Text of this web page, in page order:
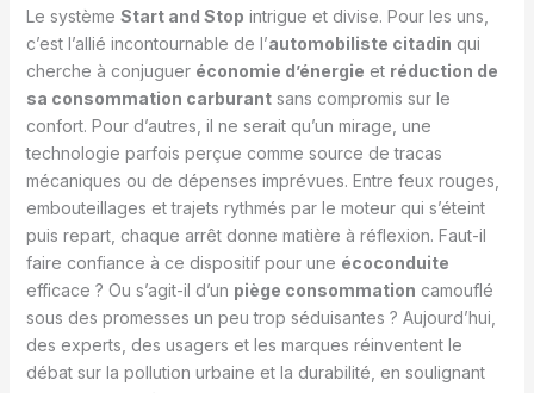
Le système Start and Stop intrigue et divise. Pour les uns,
c’est l’allié incontournable de l’automobiliste citadin qui
cherche à conjuguer économie d’énergie et réduction de
sa consommation carburantsans compromis sur le
confort. Pour d’autres, il ne serait qu’un mirage, une
technologie parfois perçue comme source de tracas
mécaniques ou de dépenses imprévues. Entre feux rouges,
embouteillages et trajets rythmés par le moteur qui s’éteint
puis repart, chaque arrêt donne matière à réflexion. Faut-il
faire confiance à ce dispositif pour une écoconduite
efficace ? Ou s’agit-il d’un piège consommation camouflé
sous des promesses un peu trop séduisantes ? Aujourd’hui,
des experts, des usagers et les marques réinventent le
débat sur la pollution urbaine et la durabilité, en soulignant